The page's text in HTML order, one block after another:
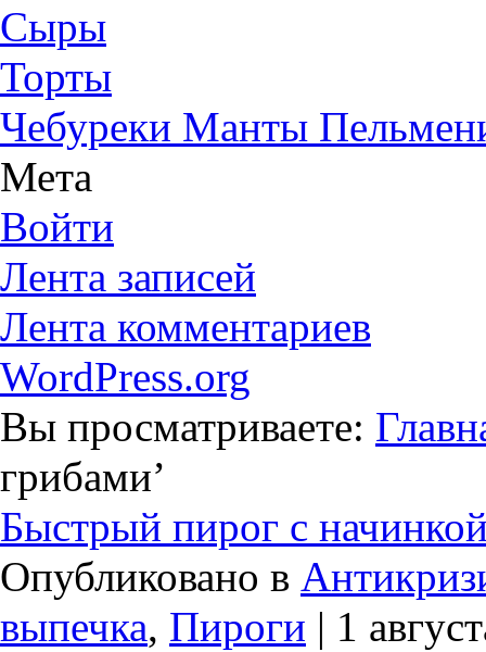
Сыры
Торты
Чебуреки Манты
Мета
Войти
Лента записей
Лента комментариев
WordPress.org
Вы просматриваете:
грибами’
Быстрый пирог с
Опубликовано в
выпечка, Пироги | 1